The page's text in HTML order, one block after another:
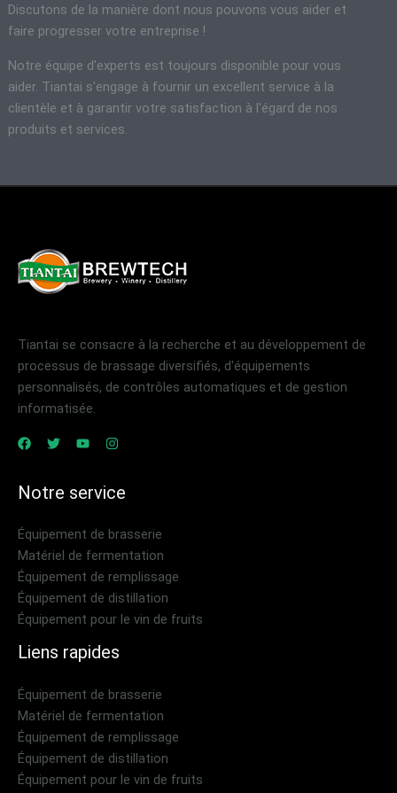
Discutons de la manière dont nous pouvons vous aider et
faire progresser votre entreprise !
Notre équipe d'experts est toujours disponible pour vous
aider. Tiantai s'engage à fournir un excellent service à la
clientèle et à garantir votre satisfaction à l'égard de nos
produits et services.
Tiantai se consacre à la recherche et au développement de
processus de brassage diversifiés, d'équipements
personnalisés, de contrôles automatiques et de gestion
informatisée.
Notre service
Équipement de brasserie
Matériel de fermentation
Équipement de remplissage
Équipement de distillation
Équipement pour le vin de fruits
Liens rapides
Équipement de brasserie
Matériel de fermentation
Équipement de remplissage
Équipement de distillation
Équipement pour le vin de fruits